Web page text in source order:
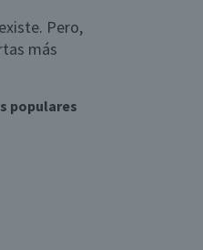
Pero,
más
populares